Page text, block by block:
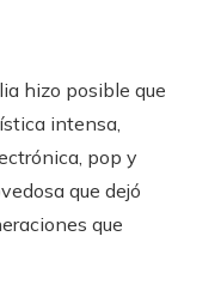
hizo posible que
intensa,
pop y
que dejó
que